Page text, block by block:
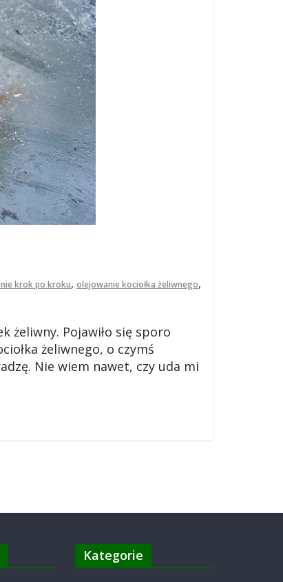
krok po kroku, olejowanie kociołka żeliwnego,
żeliwny. Pojawiło się sporo
żeliwnego, o czymś
Nie wiem nawet, czy uda mi
Kategorie